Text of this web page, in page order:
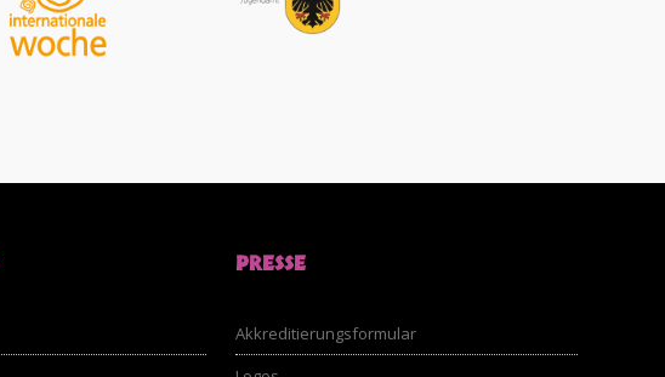
PRESSE
Akkreditierungsformular